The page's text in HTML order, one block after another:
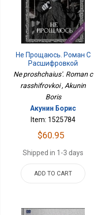
Не Прощаюсь. Роман С
Расшифровкой
Ne proshchaius'. Roman c
rasshifrovkoi , Akunin
Boris
Акунин Борис
Item: 1525784
$60.95
Shipped in 1-3 days
ADD TO CART